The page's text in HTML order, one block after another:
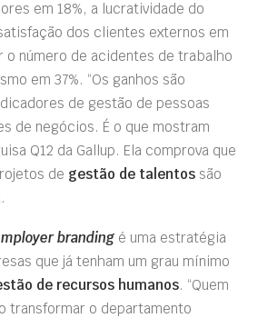
em 18%, a lucratividade do
dos clientes externos em
o número de acidentes de trabalho
em 37%. “Os ganhos são
de gestão de pessoas
de negócios. É o que mostram
Q12 da Gallup. Ela comprova que
de gestão de talentos são
branding é uma estratégia
que já tenham um grau mínimo
de recursos humanos. “Quem
transformar o departamento